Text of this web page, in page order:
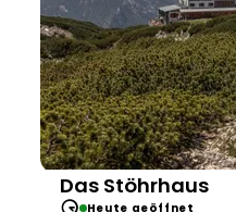
Bergerlebnis Berchtesgaden
Das Stöhrhaus
Heute geöffnet